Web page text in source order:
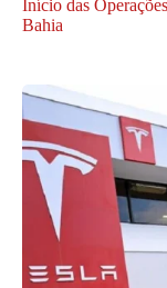
Início das
Bahia